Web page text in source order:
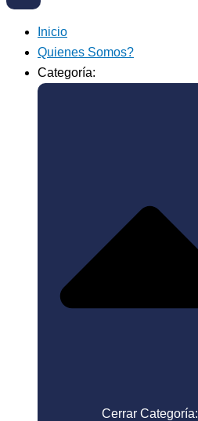
Inicio
Quienes Somos?
Categoría:
Cerrar Categoría: